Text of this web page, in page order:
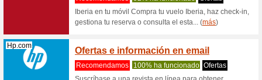
¡LATAM
disfrutes